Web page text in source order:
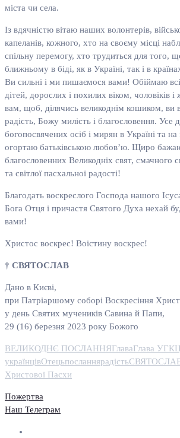
міста чи села.
Із вдячністю вітаю наших волонтерів,
капеланів, кожного, хто на своєму місці
спільну перемогу, хто трудиться для того,
ближньому в біді, як в Україні, так і в
Ви сильні і ми пишаємося вами! Обіймаю
дітей, дорослих і похилих віком, чоловіків
вам, щоб, ділячись великоднім кошиком, ви
радість, Божу милість і благословення. Усе
богопосвячених осіб і мирян в Україні та на
огортаю батьківською любов’ю. Щиро
благословенних Великодніх свят, смачного
та світлої пасхальної радості!
Благодать воскреслого Господа нашого
Бога Отця і причастя Святого Духа нехай
вами!
Христос воскрес! Воістину воскрес!
† СВЯТОСЛАВ
Дано в Києві,
при Патріаршому соборі Воскресіння
у день Святих мучеників Савина й Папи,
29 (16) березня 2023 року Божого
ВЕЛИКОДНЄ ПОСЛАННЯГлаваГлава УГКЦ
українцівОтецьпосланнярадість
Христової Пасхи
Пожертва
Наш Телеграм